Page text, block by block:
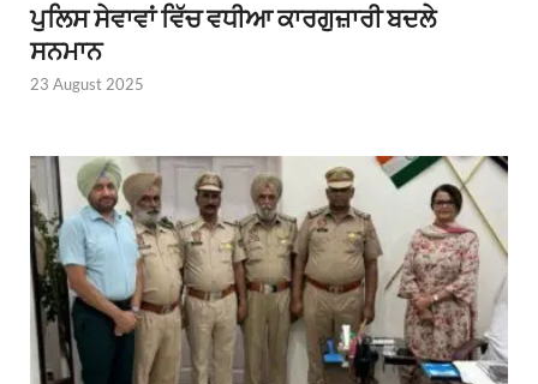
ਪੁਲਿਸ ਸੇਵਾਵਾਂ ਵਿੱਚ ਵਧੀਆ ਕਾਰਗੁਜ਼ਾਰੀ ਬਦਲੇ
ਸਨਮਾਨ
23 August 2025